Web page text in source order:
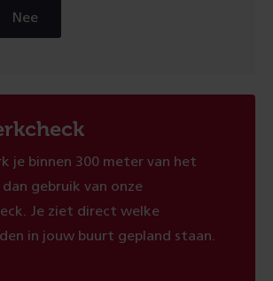
Nee
je binnen 300 meter van het
gebruik van onze
Je ziet direct welke
in jouw buurt gepland staan.